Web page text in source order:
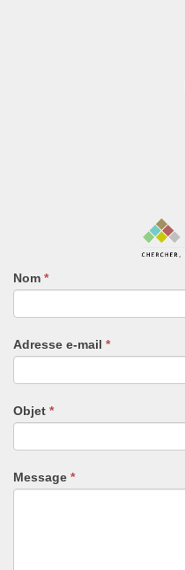
Nom *
Adresse e-mail *
Objet *
Message *
Si
vous
êtes
humain,
remplissez
ce